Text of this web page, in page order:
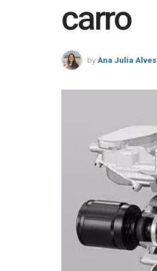
carro
by Ana Julia Alves